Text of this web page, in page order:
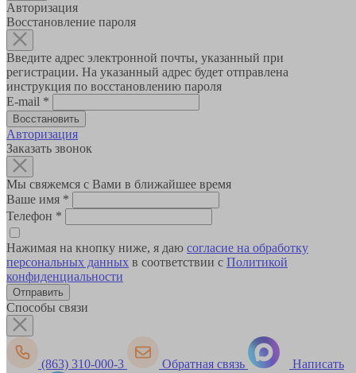
Авторизация
Восстановление пароля
Введите адрес электронной почты, указанный при
регистрации. На указанный адрес будет отправлена
инструкция по восстановлению пароля
E-mail *
Авторизация
Заказать звонок
Мы свяжемся с Вами в ближайшее время
Ваше имя *
Телефон *
Нажимая на кнопку ниже, я даю согласие на обработку
персональных данных в соответствии с Политикой
конфиденциальности
Способы связи
(863) 310-000-3 Обратная связь Написать